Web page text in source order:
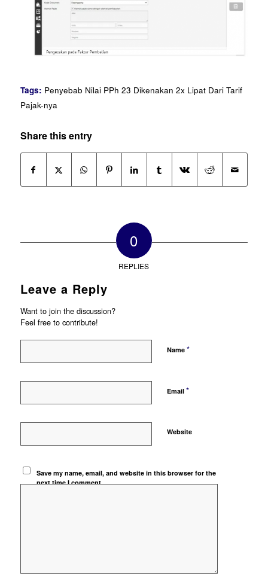
Tags: Penyebab Nilai PPh 23 Dikenakan 2x Lipat Dari Tarif
Pajak-nya
Share this entry
0
REPLIES
Leave a Reply
Want to join the discussion?
Feel free to contribute!
Name *
Email *
Website
Save my name, email, and website in this browser for the
next time I comment.